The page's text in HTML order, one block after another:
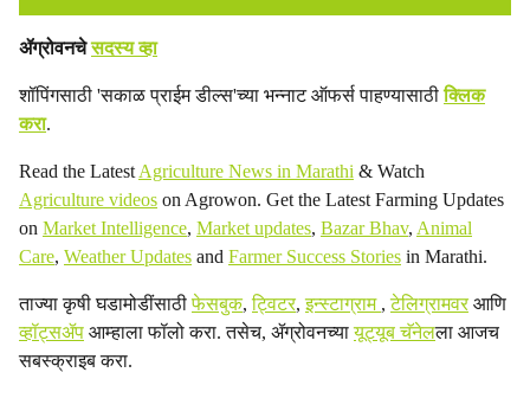
ॲग्रोवनचेसदस्य व्हा
शॉपिंगसाठी 'सकाळ प्राईम डील्स'च्या भन्नाट ऑफर्स पाहण्यासाठीक्लिक
करा.
Read the Latest Agriculture News in Marathi & Watch
Agriculture videos on Agrowon. Get the Latest Farming Updates
on Market Intelligence, Market updates, Bazar Bhav, Animal
Care, Weather Updates and Farmer Success Stories in Marathi.
ताज्या कृषी घडामोडींसाठीफेसबुक,ट्विटर,इन्स्टाग्राम ,टेलिग्रामवरआणि
व्हॉट्सॲप आम्हाला फॉलो करा. तसेच, ॲग्रोवनच्यायूट्यूब चॅनेलला आजच
सबस्क्राइब करा.